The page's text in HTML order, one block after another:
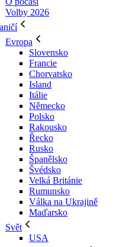
Volby 2026
Evropa
Slovensko
Francie
Chorvatsko
Island
Itálie
Německo
Polsko
Rakousko
Řecko
Rusko
Španělsko
Švédsko
Velká Británie
Rumunsko
Válka na Ukrajině
Maďarsko
Svět
USA